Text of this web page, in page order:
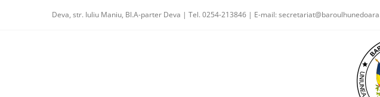
Deva, str. Iuliu Maniu, Bl.A-parter Deva | Tel. 0254-213846 | E-mail: